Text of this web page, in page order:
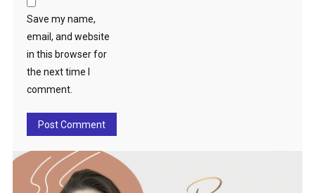
Save my name,
email, and website
in this browser for
the next time I
comment.